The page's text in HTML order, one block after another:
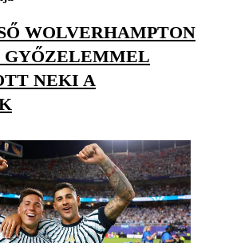
WOLVERHAMPTON
NEKI A